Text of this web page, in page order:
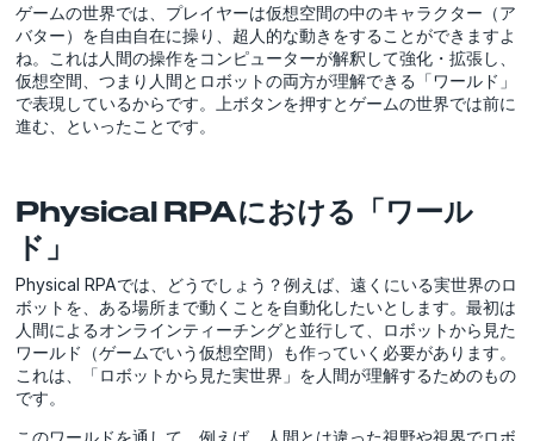
ゲームの世界では、プレイヤーは仮想空間の中のキャラクター（ア
バター）を自由自在に操り、超人的な動きをすることができますよ
ね。これは人間の操作をコンピューターが解釈して強化・拡張し、
仮想空間、つまり人間とロボットの両方が理解できる「ワールド」
で表現しているからです。上ボタンを押すとゲームの世界では前に
進む、といったことです。
Physical RPAにおける「ワール
ド」
Physical RPAでは、どうでしょう？例えば、遠くにいる実世界のロ
ボットを、ある場所まで動くことを自動化したいとします。最初は
人間によるオンラインティーチングと並行して、ロボットから見た
ワールド（ゲームでいう仮想空間）も作っていく必要があります。
これは、「ロボットから見た実世界」を人間が理解するためのもの
です。
このワールドを通して、例えば、人間とは違った視野や視界でロボ